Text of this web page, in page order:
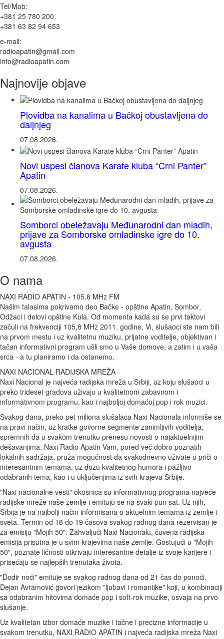
Tel/Mob:
+381 25 780 200
+381 63 82 94 653
e-mail:
radioapatin@gmail.com
info@radioapatin.com
Najnovije objave
Plovidba na kanalima u Bačkoj obustavljena do
daljnjeg
07.08.2026.
Novi uspesi članova Karate kluba “Crni Panter”
Apatin
07.08.2026.
Somborci obeležavaju Međunarodni dan mladih,
prijave za Somborske omladinske igre do 10.
avgusta
07.08.2026.
O nama
NAXI RADIO APATIN - 105.8 MHz FM
Našim talasima pokrivamo deo Bačke - opštine Apatin, Sombor,
Odžaci i delovi opštine Kula. Od momenta kada su se prvi taktovi
začuli na frekvenciji 105,8 MHz 2011. godine, Vi, slušaoci ste nam bili
na prvom mestu i uz kvalitetnu muziku, prijatne voditelje, objektivan i
tačan informativni program ušli smo u Vaše domove, a zatim i u vaša
srca - a tu planiramo i da ostanemo.
NAXI NACIONAL RADIJSKA MREŽA
Naxi Nacional je najveća radijska mreža u Srbiji, uz koju slušaoci u
preko trideset gradova uživaju u kvalitetnom zabavnom i
informativnom programu, kao i najboljoj domaćoj pop i rok muzici.
Svakog dana, preko pet miliona slušalaca Naxi Nacionala informiše se
na pravi način, uz kratke govorne segmente zanimljivih voditelja,
spremnih da u svakom trenutku prenesu novosti o najaktuelnijim
dešavanjima. Naxi Radio Apatin Vam, pored već dobro poznatih
lokalnih sadržaja, pruža mogućnost da svakodnevno uživate u priči o
interesantnim temama, uz dozu kvalitetnog humora i pažljivo
odabranih tema, kao i u uključenjima iz svih krajeva Srbije.
"Naxi nacionalne vesti" okosnica su informativnog programa najveće
radijske mreže naše zemlje i emituju se na svaki pun sat. Uz njih,
Srbija je na najbolji način informisana o aktuelnim temama iz zemlje i
sveta. Termin od 18 do 19 časova svakog radnog dana rezervisan je
za emisiju "Mojih 50". Zahvaljući Naxi Nacionalu, čuvena radijska
emisija prisutna je u svim krajevima naše zemlje. Gostujući u "Mojih
50", poznate ličnosti otkrivaju interesantne detalje iz svoje karijere i
prisećaju se najlepših trenutaka života.
"Dodir noći" emituje se svakog radnog dana od 21 čas do ponoći.
Dejan Avramović govori jezikom "ljubavi i romantike" koji, u kombinaciji
sa odabranim hitovima domaće pop i soft-rok muzike, osvaja na prvo
slušanje.
Uz kvalitetan izbor domaće muzike i tačne i precizne informacije u
svakom trenutku, NAXI RADIO APATIN i najveća radijska mreža Naxi